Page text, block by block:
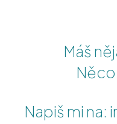
Máš
Něco
Napiš mi na: